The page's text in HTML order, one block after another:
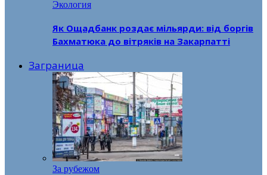
Экология
Як Ощадбанк роздає мільярди: від боргів
Бахматюка до вітряків на Закарпатті
Заграница
За рубежом